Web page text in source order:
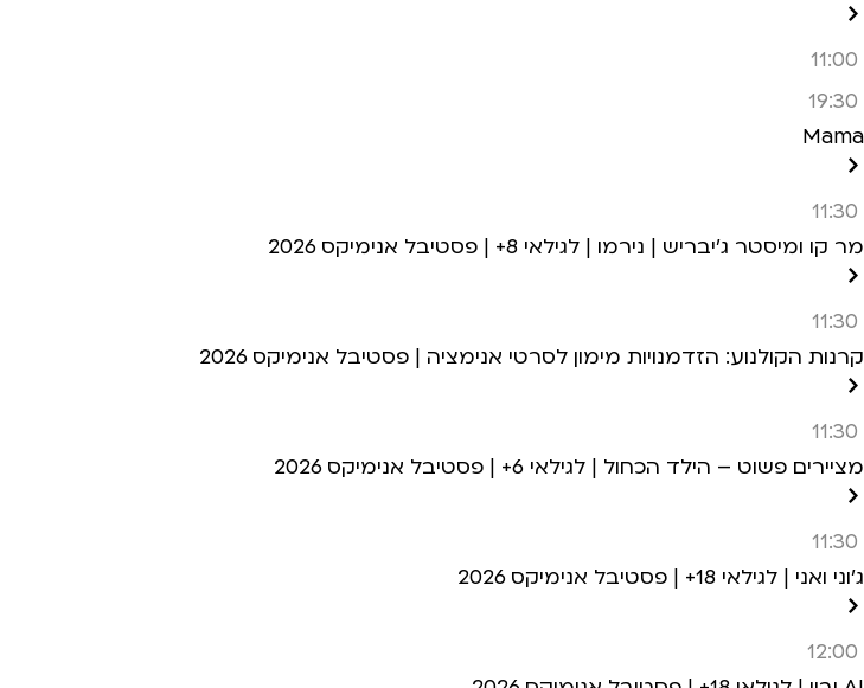
11:00
19:30
Mama
11:30
מר קו ומיסטר ג’יבריש | נירמו | לגילאי 8+ | פסטיבל אנימיקס 2026
11:30
קרנות הקולנוע: הזדמנויות מימון לסרטי אנימציה | פסטיבל אנימיקס 2026
11:30
מציירים פשוט – הילד הכחול | לגילאי 6+ | פסטיבל אנימיקס 2026
11:30
ג’וני ואני | לגילאי 18+ | פסטיבל אנימיקס 2026
12:00